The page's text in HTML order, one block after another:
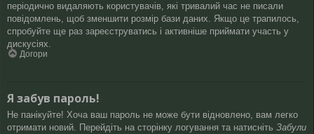
періодично видаляють користувачів, які тривалий час не писали
повідомлень, щоб зменшити розмір бази даних. Якщо це трапилось,
спробуйте ще раз зареєструватись і активніше приймати участь у
дискусіях.
Догори
Я забув пароль!
Не панікуйте! Хоча ваш пароль не може бути відновлено, вам легко
отримати новий. Перейдіть на сторінку логування та натисніть Забули